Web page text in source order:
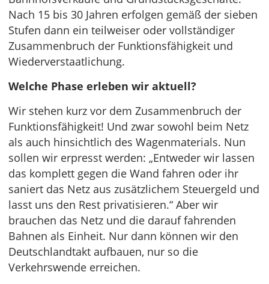
Nach 15 bis 30 Jahren erfolgen gemäß der sieben
Stufen dann ein teilweiser oder vollständiger
Zusammenbruch der Funktionsfähigkeit und
Wiederverstaatlichung.
Welche Phase erleben wir aktuell?
Wir stehen kurz vor dem Zusammenbruch der
Funktionsfähigkeit! Und zwar sowohl beim Netz
als auch hinsichtlich des Wagenmaterials. Nun
sollen wir erpresst werden: „Entweder wir lassen
das komplett gegen die Wand fahren oder ihr
saniert das Netz aus zusätzlichem Steuergeld und
lasst uns den Rest privatisieren.“ Aber wir
brauchen das Netz und die darauf fahrenden
Bahnen als Einheit. Nur dann können wir den
Deutschlandtakt aufbauen, nur so die
Verkehrswende erreichen.